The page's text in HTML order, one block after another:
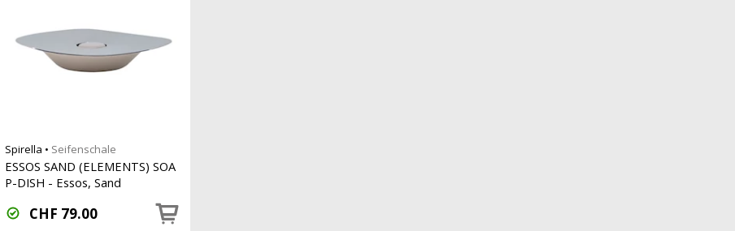
Spirella • Seifenschale
ESSOS SAND (ELEMENTS) SOA
P-DISH - Essos, Sand
CHF 79.00